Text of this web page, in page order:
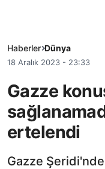
Haberler Dünya
18 Aralık 2023 - 23:33
Gazze
ertelendi
Gazze Şeridi'nde